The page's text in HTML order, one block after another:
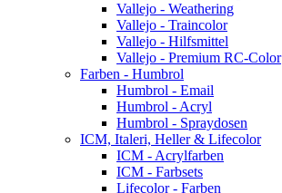
Vallejo - Weathering
Vallejo - Traincolor
Vallejo - Hilfsmittel
Vallejo - Premium RC-Color
Farben - Humbrol
Humbrol - Email
Humbrol - Acryl
Humbrol - Spraydosen
ICM, Italeri, Heller & Lifecolor
ICM - Acrylfarben
ICM - Farbsets
Lifecolor - Farben